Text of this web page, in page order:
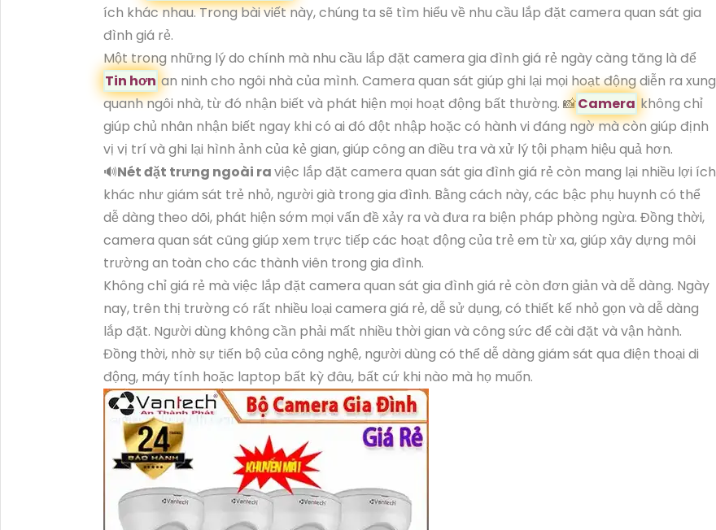
ích khác nhau. Trong bài viết này, chúng ta sẽ tìm hiểu về nhu cầu lắp đặt camera quan sát gia
đình giá rẻ.
Một trong những lý do chính mà nhu cầu lắp đặt camera gia đình giá rẻ ngày càng tăng là để
Tin hơn an ninh cho ngôi nhà của mình. Camera quan sát giúp ghi lại mọi hoạt động diễn ra xung
quanh ngôi nhà, từ đó nhận biết và phát hiện mọi hoạt động bất thường. 📸Camera không chỉ
giúp chủ nhân nhận biết ngay khi có ai đó đột nhập hoặc có hành vi đáng ngờ mà còn giúp định
vị vị trí và ghi lại hình ảnh của kẻ gian, giúp công an điều tra và xử lý tội phạm hiệu quả hơn.
🔊Nét đặt trưng ngoài raviệc lắp đặt camera quan sát gia đình giá rẻ còn mang lại nhiều lợi ích
khác như giám sát trẻ nhỏ, người già trong gia đình. Bằng cách này, các bậc phụ huynh có thể
dễ dàng theo dõi, phát hiện sớm mọi vấn đề xảy ra và đưa ra biện pháp phòng ngừa. Đồng thời,
camera quan sát cũng giúp xem trực tiếp các hoạt động của trẻ em từ xa, giúp xây dựng môi
trường an toàn cho các thành viên trong gia đình.
Không chỉ giá rẻ mà việc lắp đặt camera quan sát gia đình giá rẻ còn đơn giản và dễ dàng. Ngày
nay, trên thị trường có rất nhiều loại camera giá rẻ, dễ sử dụng, có thiết kế nhỏ gọn và dễ dàng
lắp đặt. Người dùng không cần phải mất nhiều thời gian và công sức để cài đặt và vận hành.
Đồng thời, nhờ sự tiến bộ của công nghệ, người dùng có thể dễ dàng giám sát qua điện thoại di
động, máy tính hoặc laptop bất kỳ đâu, bất cứ khi nào mà họ muốn.